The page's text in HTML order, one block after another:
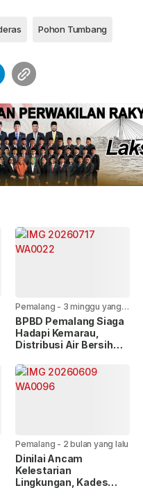
Pohon Tumbang
Pemalang - 3 minggu yang
lalu
BPBD Pemalang Siaga
Hadapi Kemarau,
Distribusi Air Bersih
Kecamatan
Pemalang - 2 bulan yang lalu
Dinilai Ancam
Kelestarian
Lingkungan, Kades